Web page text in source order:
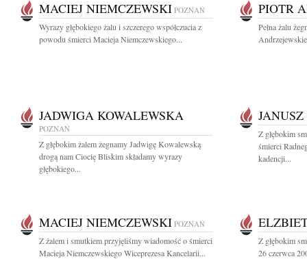
MACIEJ NIEMCZEWSKI POZNAŃ
Wyrazy głębokiego żalu i szczerego współczucia z
powodu śmierci Macieja Niemczewskiego...
PIOTR
Pełna żalu
JADWIGA KOWALEWSKA
POZNAŃ
Z głębokim żalem żegnamy Jadwigę Kowalewską
drogą nam Ciocię Bliskim składamy wyrazy
głębokiego...
Z głębokim
śmierci
kadencji...
MACIEJ NIEMCZEWSKI POZNAŃ
Z żalem i smutkiem przyjęliśmy wiadomość o śmierci
Macieja Niemczewskiego Wiceprezesa Kancelarii...
Z głębokim
26 czerwca